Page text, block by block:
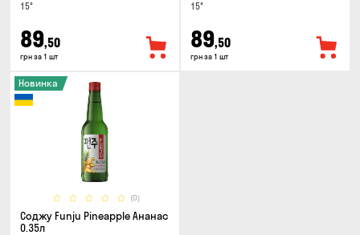
15°
89,50
грн за 1 шт
15°
89,50
грн за 1 шт
(0)
Новинка
Соджу Funju Pineapple Ананас
0.35л